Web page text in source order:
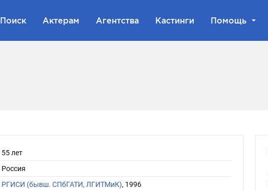
Поиск Актерам Агентства Кастинги Помощь
55 лет
Россия
РГИСИ (бывш. СПбГАТИ, ЛГИТМиК), 1996